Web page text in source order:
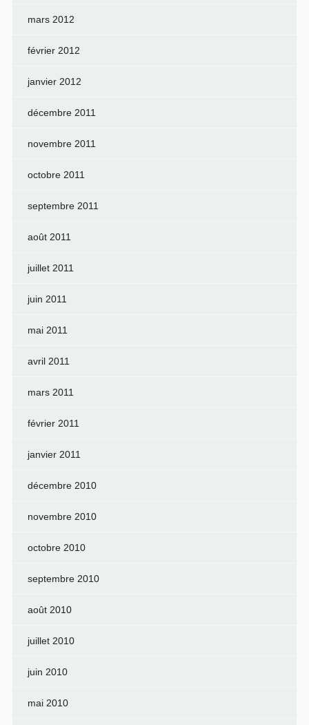
mars 2012
février 2012
janvier 2012
décembre 2011
novembre 2011
octobre 2011
septembre 2011
août 2011
juillet 2011
juin 2011
mai 2011
avril 2011
mars 2011
février 2011
janvier 2011
décembre 2010
novembre 2010
octobre 2010
septembre 2010
août 2010
juillet 2010
juin 2010
mai 2010